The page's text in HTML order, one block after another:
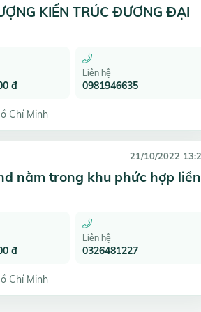
KIẾN TRÚC ĐƯƠNG ĐẠI
đ
Liên hệ
0981946635
Chí Minh
21/10/2022
nằm trong khu phức hợp liền
đ
Liên hệ
0326481227
Chí Minh